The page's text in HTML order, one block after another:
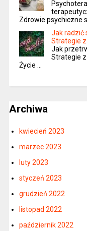
Zdrowie psychiczne
Jak radzić
Strategie
Jak
Strategie
Życie …
Archiwa
kwiecień 2023
marzec 2023
luty 2023
styczeń 2023
grudzień 2022
listopad 2022
październik 2022